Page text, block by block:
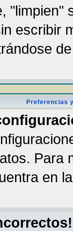
"limpien"
escribir
Preferencias
Para
en